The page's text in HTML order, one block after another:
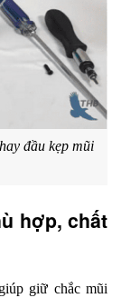
đầu kẹp mũi
hợp, chất
giữ chắc mũi